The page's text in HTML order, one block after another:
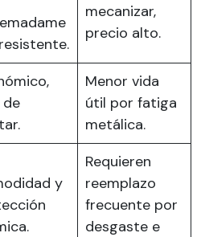
mecanizar,
precio alto.
Menor vida
útil por fatiga
metálica.
y
Requieren
reemplazo
frecuente por
desgaste e